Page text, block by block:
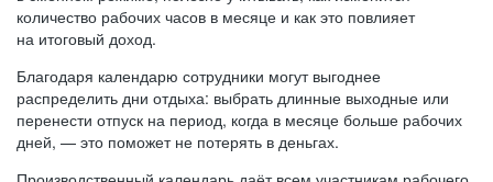
количество рабочих часов в месяце и как это повлияет
на итоговый доход.
Благодаря календарю сотрудники могут выгоднее
распределить дни отдыха: выбрать длинные выходные или
перенести отпуск на период, когда в месяце больше рабочих
дней, — это поможет не потерять в деньгах.